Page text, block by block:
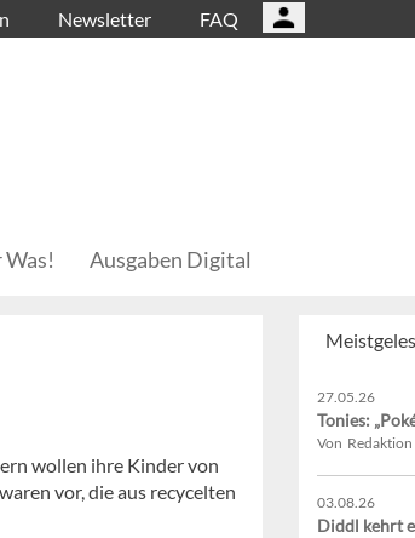
Newsletter FAQ
Ausgaben Digital
wollen ihre Kinder von
vor, die aus recycelten
27.05.26
Tonies:
Von Redaktion
03.08.26
Diddl kehrt